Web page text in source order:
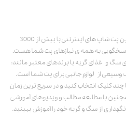
پت استور به عنوان یکی از قدیمی‌ترین پت شاپ های اینترنتی با بیش از 3000
به همه ی نیازهای پت شما هست.
و غذای گربه با برندهای معتبر مانند:
وسیعی از لوازم جانبی برای پت شما است.
چند کلیک انتخاب کنید و در سریع ترین زمان
با مطالعه مطالب و ویدیوهای آموزشی
از سگ و گربه خود را آموزش ببینید.